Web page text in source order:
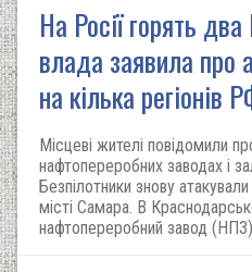
На Росії горять
влада заявила про
на кілька регіонів
Місцеві жителі повідомили
нафтопереробних заводах і
Безпілотники знову
місті Самара. В
нафтопереробний завод